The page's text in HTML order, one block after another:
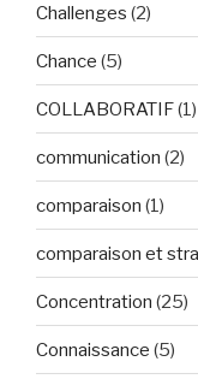
Challenges (2)
Chance (5)
COLLABORATIF(1)
communication (2)
comparaison (1)
comparaison et
Concentration (25)
Connaissance (5)